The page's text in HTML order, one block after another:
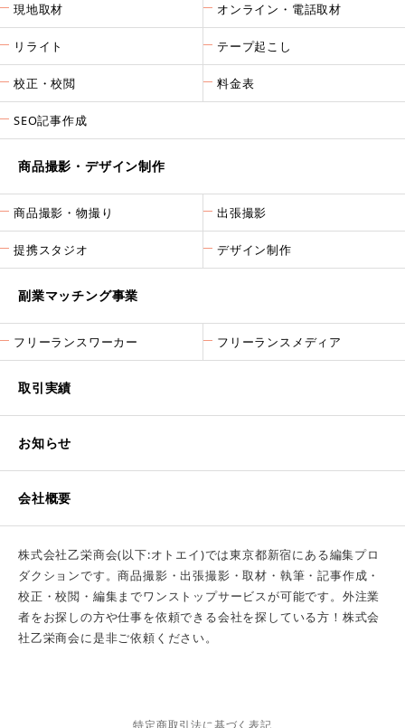
現地取材 オンライン・電話取材
リライト テープ起こし
校正・校閲 料金表
SEO記事作成
商品撮影・デザイン制作
商品撮影・物撮り 出張撮影
提携スタジオ デザイン制作
副業マッチング事業
フリーランスワーカー フリーランスメディア
取引実績
お知らせ
会社概要
株式会社乙栄商会(以下:オトエイ)では東京都新宿にある編集プロ
ダクションです。商品撮影・出張撮影・取材・執筆・記事作成・
校正・校閲・編集までワンストップサービスが可能です。外注業
者をお探しの方や仕事を依頼できる会社を探している方！株式会
社乙栄商会に是非ご依頼ください。